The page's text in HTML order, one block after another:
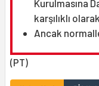
Kurulmasına
karşılıklı
Ancak
(PT)